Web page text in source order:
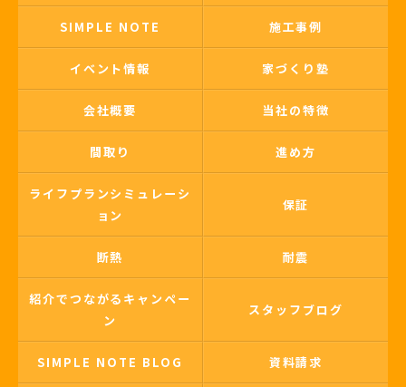
SIMPLE NOTE 施工事例
イベント情報 家づくり塾
会社概要 当社の特徴
間取り 進め方
ライフプランシミュレーシ
ョン
保証
断熱 耐震
紹介でつながるキャンペー
ン
スタッフブログ
SIMPLE NOTE BLOG 資料請求